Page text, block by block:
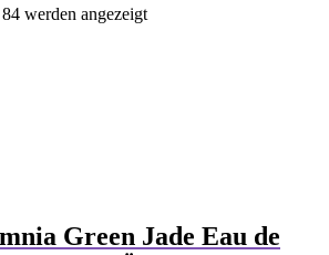
werden angezeigtNach
Green Jade Eau de